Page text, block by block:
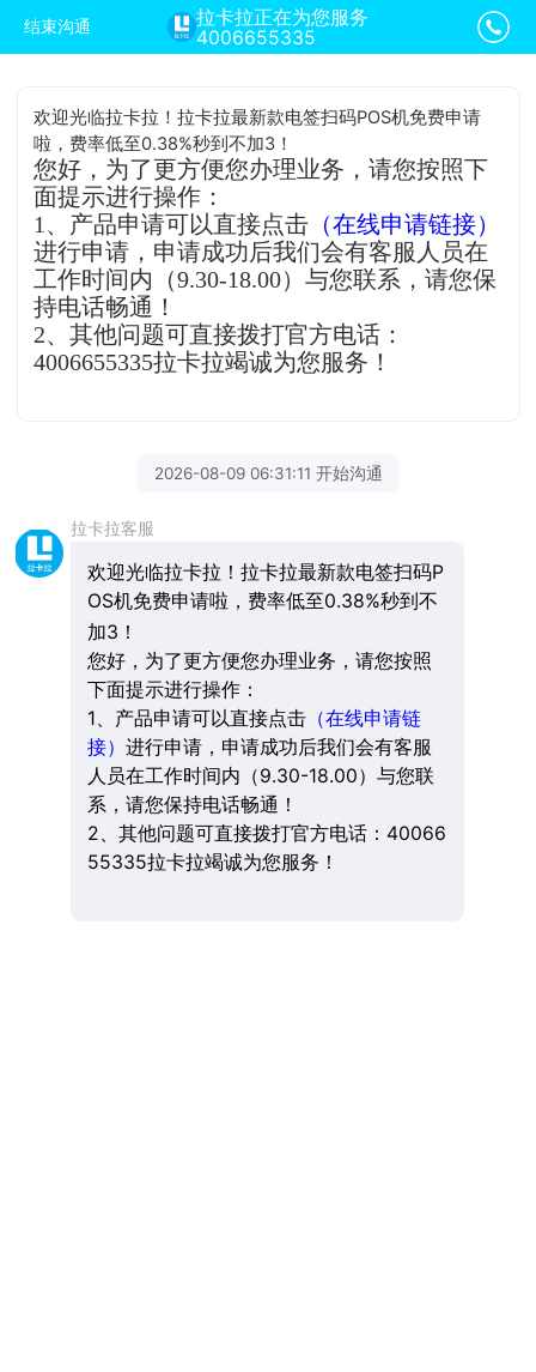
结束沟通
拉卡拉正在为您服务
4006655335
欢迎光临拉卡拉！拉卡拉最新款电签扫码POS机免费申请
啦，费率低至0.38%秒到不加3！
您好，为了更方便您办理业务，请您按照下
面提示进行操作：
1、产品申请可以直接点击 （在线申请链接）
进行申请，申请成功后我们会有客服人员在
工作时间内（9.30-18.00）与您联系，请您保
持电话畅通！
2、其他问题可直接拨打官方电话：
4006655335拉卡拉竭诚为您服务！
2026-08-09 06:31:11 开始沟通
拉卡拉客服
欢迎光临拉卡拉！拉卡拉最新款电签扫码P
OS机免费申请啦，费率低至0.38%秒到不
加3！
您好，为了更方便您办理业务，请您按照
下面提示进行操作：
1、产品申请可以直接点击（在线申请链
接） 进行申请，申请成功后我们会有客服
人员在工作时间内（9.30-18.00）与您联
系，请您保持电话畅通！
2、其他问题可直接拨打官方电话：40066
55335拉卡拉竭诚为您服务！